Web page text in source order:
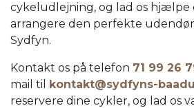
cykeludlejning, og lad os hjælpe
arrangere den perfekte
Sydfyn.
Kontakt os på telefon 71 99 26
mail til kontakt@sydfyns-
reservere dine cykler, og lad os